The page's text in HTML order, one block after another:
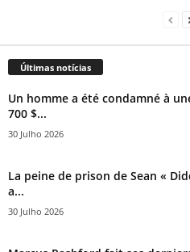
Últimas notícias
Un homme a été condamné à
700 $...
30 Julho 2026
La peine de prison de Sean «
a...
30 Julho 2026